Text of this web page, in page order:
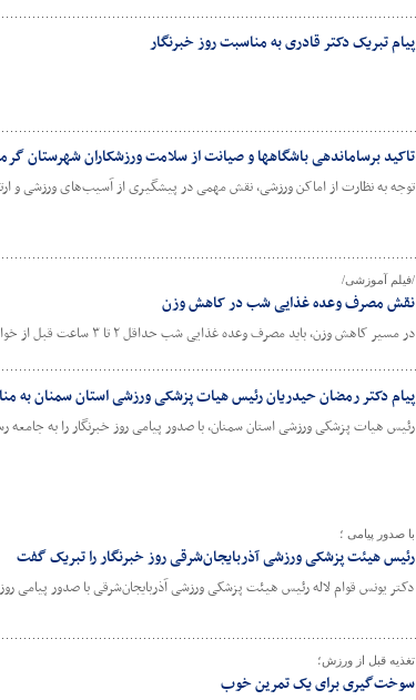
پیام تبریک دکتر قادری به مناسبت روز خبرنگار
تاکید برساماندهی باشگاهها و صیانت از سلامت ورزشکاران شهرستان
توجه به نظارت از اماکن ورزشی، نقش مهمی در پیشگیری از آسیب‌های ورزشی و
/فیلم آموزشی/
نقش مصرف وعده غذایی شب در کاهش وزن
در مسیر کاهش وزن، باید مصرف وعده غذایی شب حداقل ۲ تا ۳ ساعت قبل از خواب باشد.دکتر خان سوز مسئول کمیته تغذیه هیأت پزشکی ورزشی استان مرکزی
پیام دکتر رمضان حیدریان رئیس هیات پزشکی ورزشی استان سمنان به
رئیس هیات پزشکی ورزشی استان سمنان، با صدور پیامی روز خبرنگار را به
با صدور پیامی ؛
رئیس هیئت پزشکی ورزشی آذربایجان‌شرقی روز خبرنگار را تبریک گفت
دکتر یونس قوام لاله رئیس هیئت پزشکی ورزشی آذربایجان‌شرقی با صدور پیامی
تغذیه قبل از ورزش؛
سوخت‌گیری برای یک تمرین خوب